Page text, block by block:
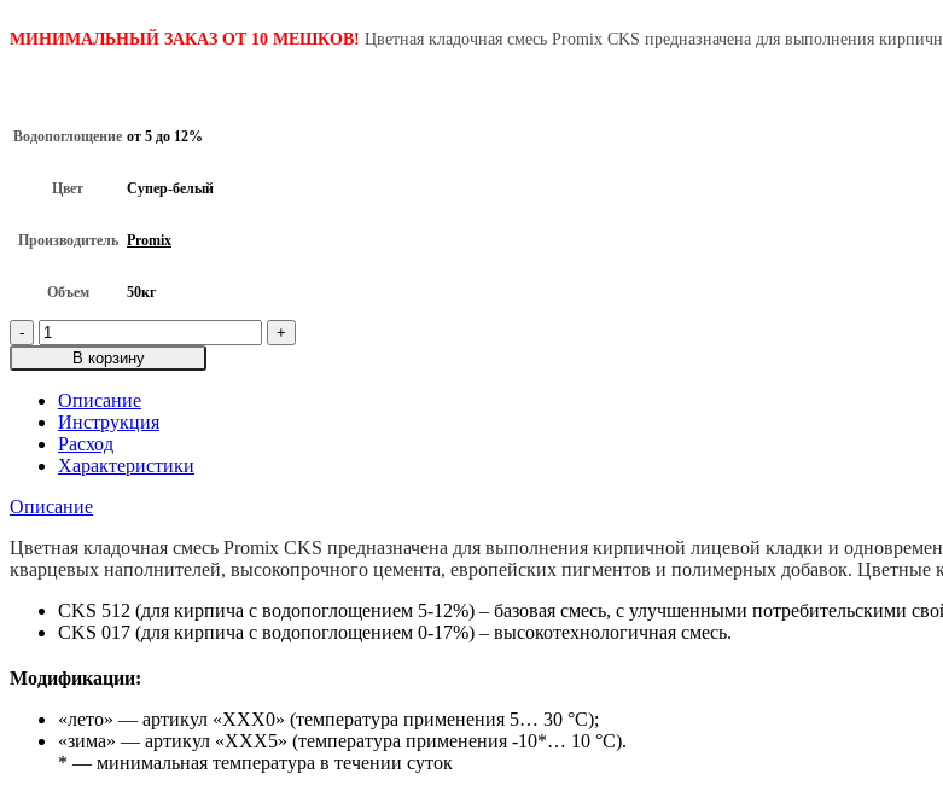
МИНИМАЛЬНЫЙ ЗАКАЗ ОТ 10 МЕШКОВ! Цветная кладочная смесь Promix CKS предназначена для выполнения
Водопоглощение от 5 до 12%
Цвет Супер-белый
Производитель Promix
Объем 50кг
Количество
товара
Цветная
кладочная
смесь
Promix
CKS-
512,
Супер-
50кг
В корзину
Описание
Инструкция
Расход
Характеристики
Описание
Цветная кладочная смесь Promix CKS предназначена для выполнения кирпичной лицевой кладки и
кварцевых наполнителей, высокопрочного цемента, европейских пигментов и полимерных добавок.
CKS 512 (для кирпича с водопоглощением 5-12%) – базовая смесь, с улучшенными потребительскими
CKS 017 (для кирпича с водопоглощением 0-17%) – высокотехнологичная смесь.
Модификации:
«лето» — артикул «ХХХ0» (температура применения 5… 30 °С);
«зима» — артикул «ХХХ5» (температура применения -10*… 10 °С).
* — минимальная температура в течении суток